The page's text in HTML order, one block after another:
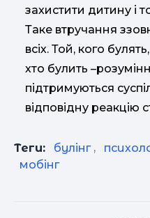
захистити дитину і
Таке втручання
всіх. Той, кого
хто булить
підтримуються
відповідну реакцію
Теги: булінг ,
мобінг